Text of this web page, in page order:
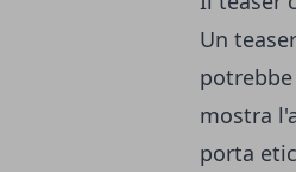
Un
mostra
porta